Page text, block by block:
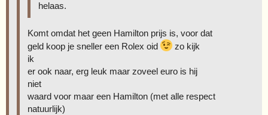
helaas.
Komt omdat het geen Hamilton prijs is, voor dat
geld koop je sneller een Rolex oid
zo kijk
ik
er ook naar, erg leuk maar zoveel euro is hij
niet
waard voor maar een Hamilton (met alle respect
natuurlijk)